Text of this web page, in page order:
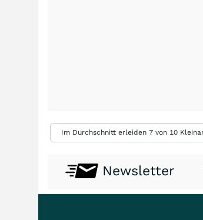
Im Durchschnitt erleiden 7 von 10
Newsletter